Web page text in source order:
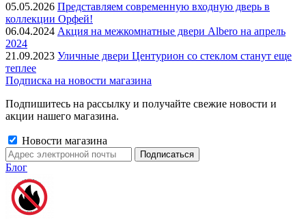
05.05.2026 Представляем современную входную дверь в
коллекции Орфей!
06.04.2024 Акция на межкомнатные двери Albero на апрель
2024
21.09.2023 Уличные двери Центурион со стеклом станут еще
теплее
Подписка на новости магазина
Подпишитесь на рассылку и получайте свежие новости и
акции нашего магазина.
Новости магазина
Блог